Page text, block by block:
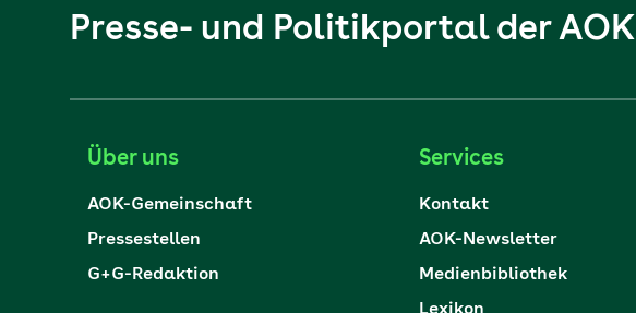
Presse- und Politikportal der AOK
Über uns
AOK-Gemeinschaft
Pressestellen
G+G-Redaktion
Services
Kontakt
AOK-Newsletter
Medienbibliothek